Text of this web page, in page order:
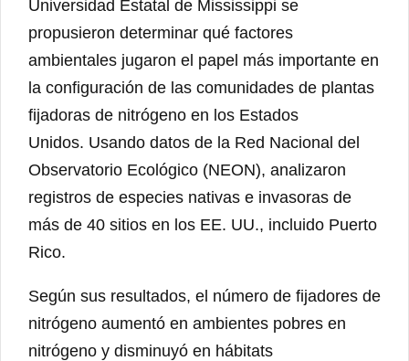
Universidad Estatal de Mississippi se
propusieron determinar qué factores
ambientales jugaron el papel más importante en
la configuración de las comunidades de plantas
fijadoras de nitrógeno en los Estados
Unidos. Usando datos de la Red Nacional del
Observatorio Ecológico (NEON), analizaron
registros de especies nativas e invasoras de
más de 40 sitios en los EE. UU., incluido Puerto
Rico.
Según sus resultados, el número de fijadores de
nitrógeno aumentó en ambientes pobres en
nitrógeno y disminuyó en hábitats